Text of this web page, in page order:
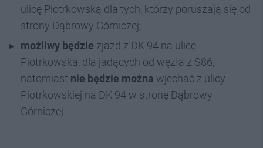
ulicę Piotrkowską dla tych, którzy poruszają się od
strony Dąbrowy Górniczej;
możliwy będzie zjazd z DK 94 na ulicę
Piotrkowską, dla jadących od węzła z S86,
natomiast nie będzie można wjechać z ulicy
Piotrkowskiej na DK 94 w stronę Dąbrowy
Górniczej.